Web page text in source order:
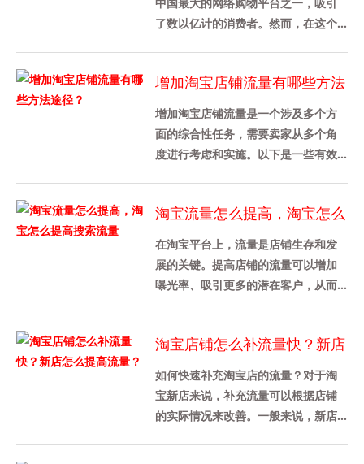
了数以亿计的消费者。然而，在这个
心......
增加淘宝店铺流量有哪些方法
途径？
增加淘宝店铺流量是一个涉及多个方
面的综合性任务，需要卖家从多个角
度进行考虑和实施。以下是一些有效
淘宝流量怎么提高，淘宝怎么
提高搜索流量
在淘宝平台上，流量是店铺生存和发
展的关键。提高店铺的流量可以增加
曝光率、吸引更多的潜在客户，从而
的......
淘宝店铺怎么补流量快？新店
怎么提高流量？
如何快速补充淘宝店的流量？对于淘
宝新店来说，补充流量可以根据店铺
的实际情况来改善。一般来说，新店